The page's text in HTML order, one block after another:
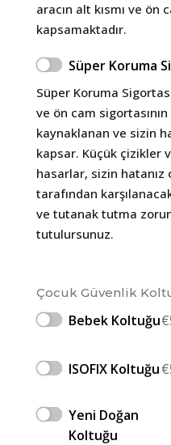
aracın alt kısmı ve ön
kapsamaktadır.
Süper Koruma
Süper Koruma
ve ön cam sigortasının
kaynaklanan ve sizin
kapsar. Küçük çizikler
hasarlar, sizin
tarafından
ve tutanak tutma
tutulursunuz.
Çocuk Güvenlik
Bebek Koltuğu€
ISOFIX Koltuğu€
Yeni Doğan
Koltuğu